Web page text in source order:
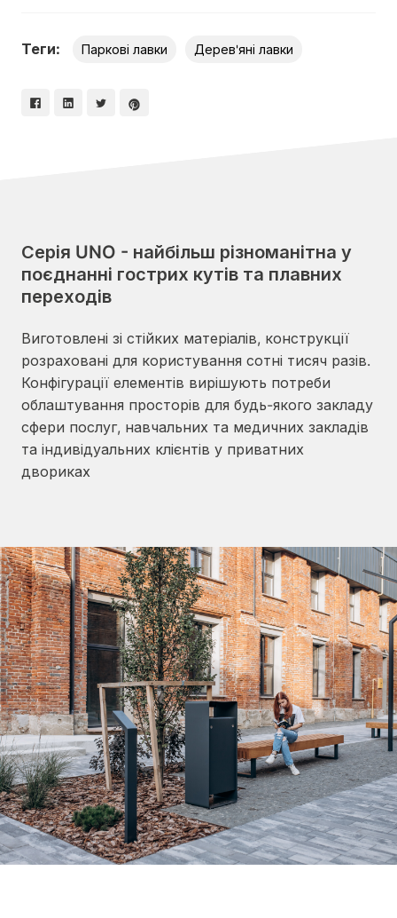
Теги: Паркові лавки Дерев'яні лавки
Серія UNO - найбільш різноманітна у
поєднанні гострих кутів та плавних
переходів
Виготовлені зі стійких матеріалів, конструкції
розраховані для користування сотні тисяч разів.
Конфігурації елементів вирішують потреби
облаштування просторів для будь-якого закладу
сфери послуг, навчальних та медичних закладів
та індивідуальних клієнтів у приватних
двориках